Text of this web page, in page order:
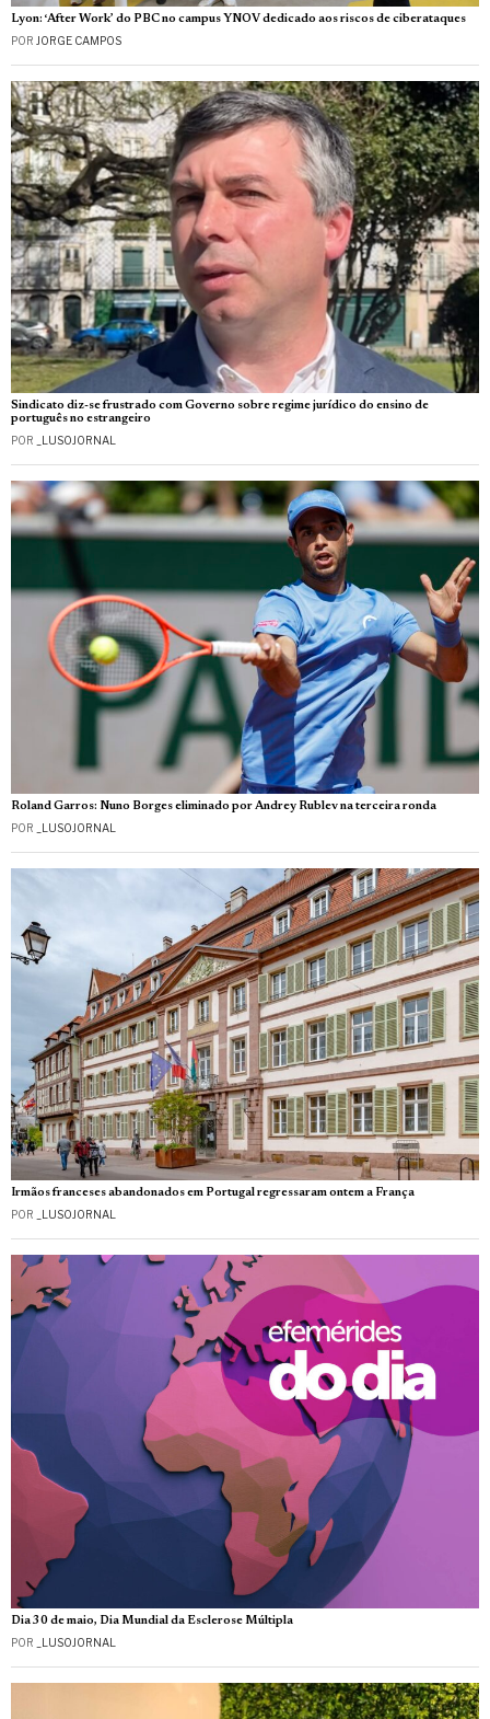
Lyon: ‘After Work’ do PBC no campus YNOV dedicado aos riscos de ciberataques
POR JORGE CAMPOS
Sindicato diz-se frustrado com Governo sobre regime jurídico do ensino de
português no estrangeiro
POR _LUSOJORNAL
Roland Garros: Nuno Borges eliminado por Andrey Rublev na terceira ronda
POR _LUSOJORNAL
Irmãos franceses abandonados em Portugal regressaram ontem a França
POR _LUSOJORNAL
Dia 30 de maio, Dia Mundial da Esclerose Múltipla
POR _LUSOJORNAL